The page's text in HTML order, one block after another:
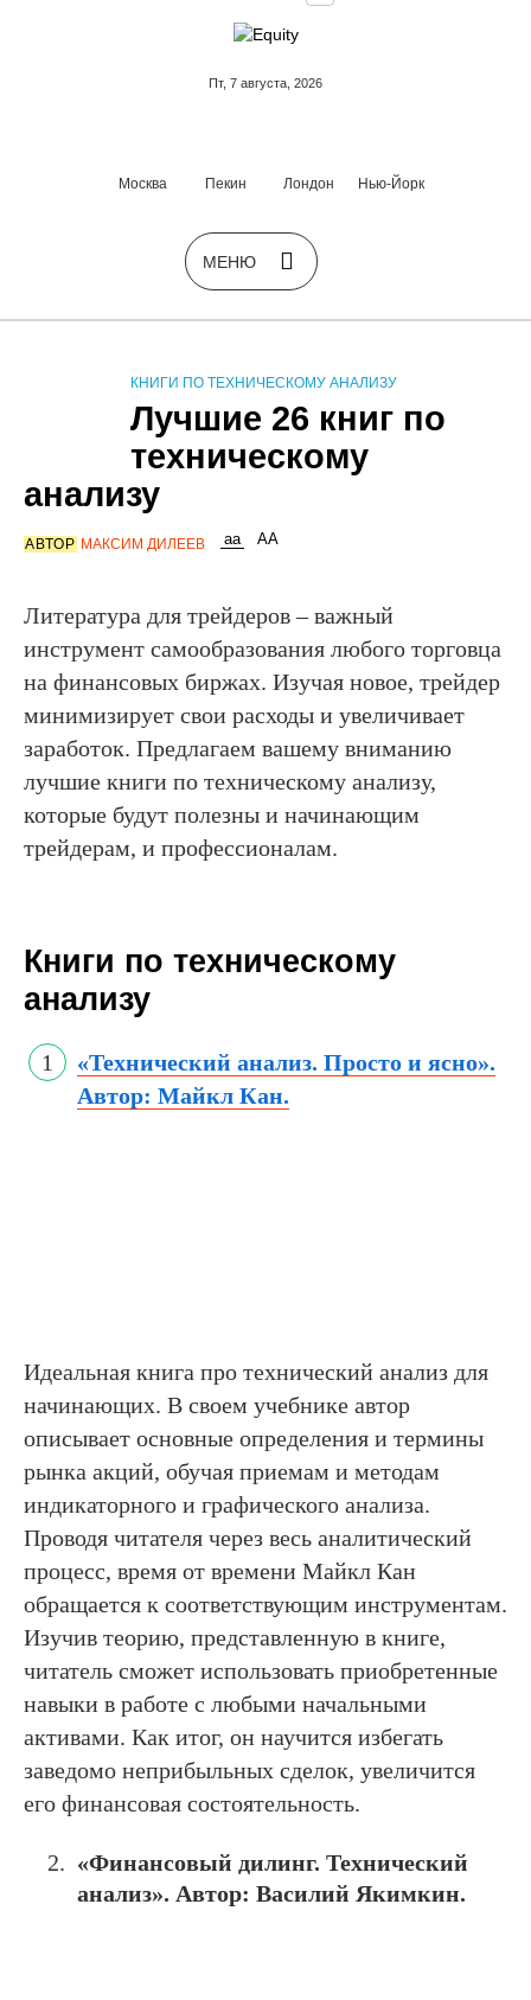
Пт, 7 августа, 2026
Москва Пекин Лондон Нью-Йорк
КНИГИ ПО ТЕХНИЧЕСКОМУ АНАЛИЗУ
Лучшие 26 книг по
техническому
анализу
АВТОР МАКСИМ ДИЛЕЕВ
Литература для трейдеров – важный
инструмент самообразования любого торговца
на финансовых биржах. Изучая новое, трейдер
минимизирует свои расходы и увеличивает
заработок. Предлагаем вашему вниманию
лучшие книги по техническому анализу,
которые будут полезны и начинающим
трейдерам, и профессионалам.
Книги по техническому
анализу
«Технический анализ. Просто и ясно».
Автор: Майкл Кан.
Идеальная книга про технический анализ для
начинающих. В своем учебнике автор
описывает основные определения и термины
рынка акций, обучая приемам и методам
индикаторного и графического анализа.
Проводя читателя через весь аналитический
процесс, время от времени Майкл Кан
обращается к соответствующим инструментам.
Изучив теорию, представленную в книге,
читатель сможет использовать приобретенные
навыки в работе с любыми начальными
активами. Как итог, он научится избегать
заведомо неприбыльных сделок, увеличится
его финансовая состоятельность.
«Финансовый дилинг. Технический
анализ». Автор: Василий Якимкин.